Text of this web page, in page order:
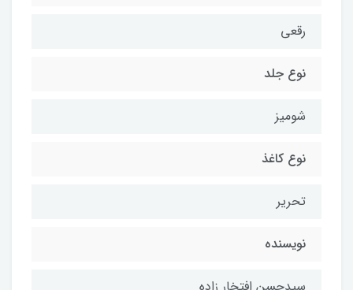
رقعی
نوع جلد
شومیز
نوع کاغذ
تحریر
نویسنده